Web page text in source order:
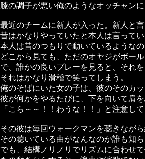
膝の調子が悪い俺のようなオッチャン
最近のチームに新人が入った。新人と
昔はかなりやっていたと本人は言って
本人は昔のつもりで動いているような
どこから見ても、ただのオヤジがボー
で、誰かの良いプレーを見ると、それ
それはかなり滑稽で笑ってしまう。
俺のそばにいた女の子は、彼のそのカ
彼が何かをやるたびに、下を向いて肩
「こら～～！！わうな！！」と注意し
その彼は毎回ウォークマンを聴きなが
その聴いている曲がなんなのか誰も知
でも、結構ノリノリでリズムに合わせ